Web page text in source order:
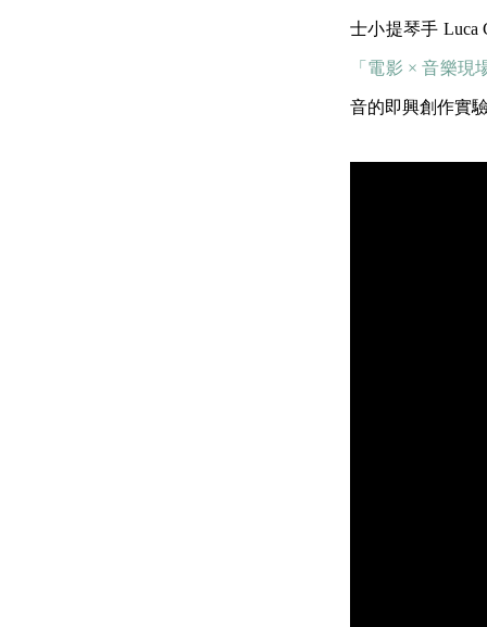
士小提琴手 Luca
「電影 × 音樂現
音的即興創作實